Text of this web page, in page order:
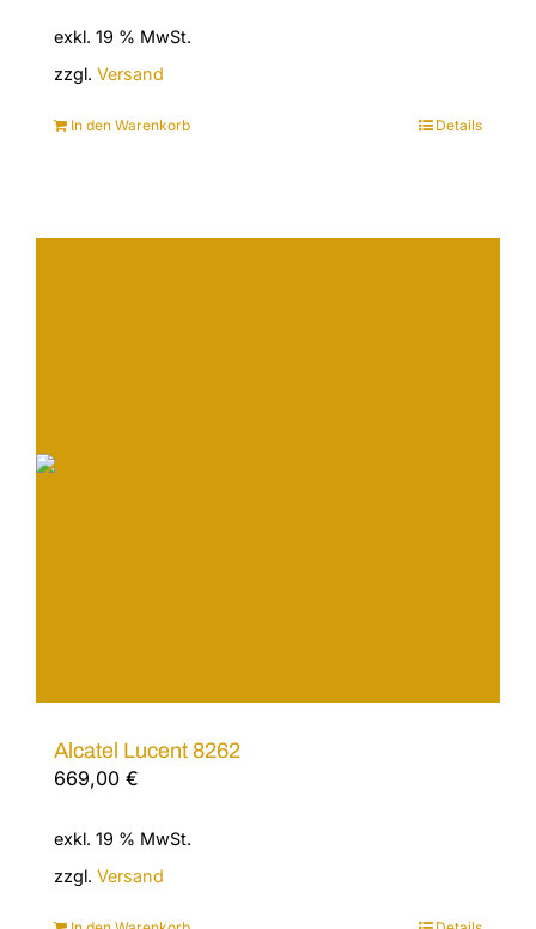
exkl. 19 % MwSt.
zzgl. Versand
In den Warenkorb Details
Alcatel Lucent 8262
669,00 €
exkl. 19 % MwSt.
zzgl. Versand